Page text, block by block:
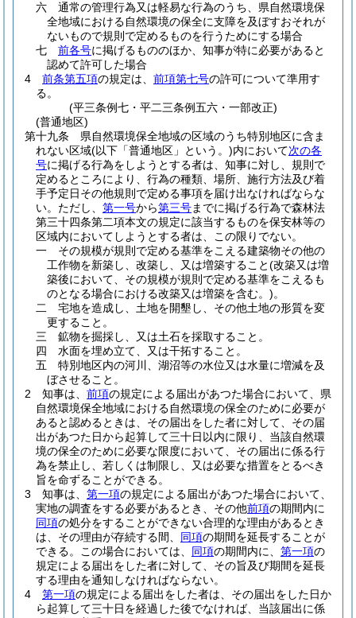
六
通常の管理行為又は軽易な行為のうち、県自然環境保
全地域における自然環境の保全に支障を及ぼすおそれが
ないもので規則で定めるものを行うためにする場合
七
前各号に掲げるもののほか、知事が特に必要があると
認めて許可した場合
4
前条第五項の規定は、 前項第七号の許可について準用す
る。
(平三条例七・平二三条例五六・一部改正)
(普通地区)
第十九条
県自然環境保全地域の区域のうち特別地区に含ま
れない区域(以下「普通地区」という。)内において次の各
号に掲げる行為をしようとする者は、知事に対し、規則で
定めるところにより、行為の種類、場所、施行方法及び着
手予定日その他規則で定める事項を届け出なければならな
い。 ただし、 第一号から第三号までに掲げる行為で森林法
第三十四条第二項本文の規定に該当するものを保安林等の
区域内においてしようとする者は、この限りでない。
一
その規模が規則で定める基準をこえる建築物その他の
工作物を新築し、改築し、又は増築すること(改築又は増
築後において、その規模が規則で定める基準をこえるも
のとなる場合における改築又は増築を含む。)。
二
宅地を造成し、土地を開墾し、その他土地の形質を変
更すること。
三
鉱物を掘採し、又は土石を採取すること。
四
水面を埋め立て、又は干拓すること。
五
特別地区内の河川、湖沼等の水位又は水量に増減を及
ぼさせること。
2
知事は、 前項の規定による届出があつた場合において、県
自然環境保全地域における自然環境の保全のために必要が
あると認めるときは、その届出をした者に対して、その届
出があつた日から起算して三十日以内に限り、当該自然環
境の保全のために必要な限度において、その届出に係る行
為を禁止し、若しくは制限し、又は必要な措置をとるべき
旨を命ずることができる。
3
知事は、 第一項の規定による届出があつた場合において、
実地の調査をする必要があるとき、その他前項の期間内に
同項の処分をすることができない合理的な理由があるとき
は、その理由が存続する間、 同項の期間を延長することが
できる。
この場合においては、 同項の期間内に、 第一項の
規定による届出をした者に対して、その旨及び期間を延長
する理由を通知しなければならない。
4
第一項の規定による届出をした者は、その届出をした日か
ら起算して三十日を経過した後でなければ、当該届出に係